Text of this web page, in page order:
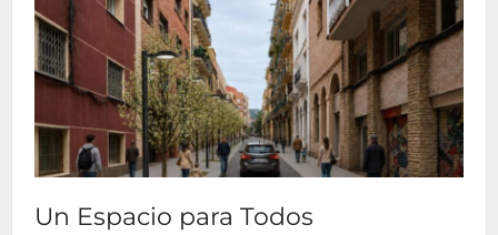
Un Espacio para Todos